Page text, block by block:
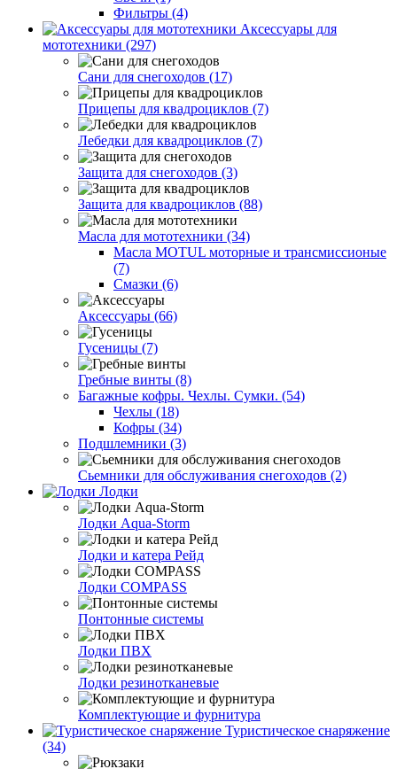
Фильтры (4)
Аксессуары для
мототехники (297)
Сани для снегоходов (17)
Прицепы для квадроциклов (7)
Лебедки для квадроциклов (7)
Защита для снегоходов (3)
Защита для квадроциклов (88)
Масла для мототехники (34)
Масла MOTUL моторные и трансмиссионые
(7)
Смазки (6)
Аксессуары (66)
Гусеницы (7)
Гребные винты (8)
Багажные кофры. Чехлы. Сумки. (54)
Чехлы (18)
Кофры (34)
Подшлемники (3)
Сьемники для обслуживания снегоходов (2)
Лодки
Лодки Aqua-Storm
Лодки и катера Рейд
Лодки COMPASS
Понтонные системы
Лодки ПВХ
Лодки резинотканевые
Комплектующие и фурнитура
Туристическое снаряжение
(34)